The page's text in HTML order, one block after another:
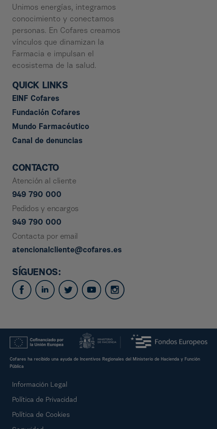
Unimos energías, integramos
conocimiento y conectamos
personas. En Cofares creamos
vínculos que dinamizan la
Farmacia e impulsan el
ecosistema de la salud.
QUICK LINKS
EINF Cofares
Fundación Cofares
Mundo Farmacéutico
Canal de denuncias
CONTACTO
Atención al cliente
949 790 000
Pedidos y encargos
949 790 000
Contacta por email
atencionalcliente@cofares.es
SÍGUENOS:
Cofares ha recibido una ayuda de Incentivos Regionales del Ministerio de Hacienda y Función
Pública
Información Legal
Política de Privacidad
Política de Cookies